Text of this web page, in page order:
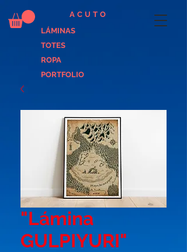
LÁMINAS
TOTES
ROPA
PORTFOLIO
ACUTO
"Lámina
GULPIYURI"